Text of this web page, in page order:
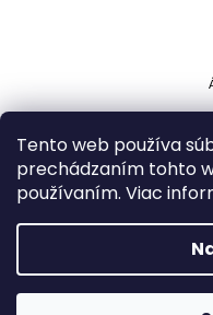
Tento web používa
prechádzaním tohto
používaním. Viac
k
r
e
s